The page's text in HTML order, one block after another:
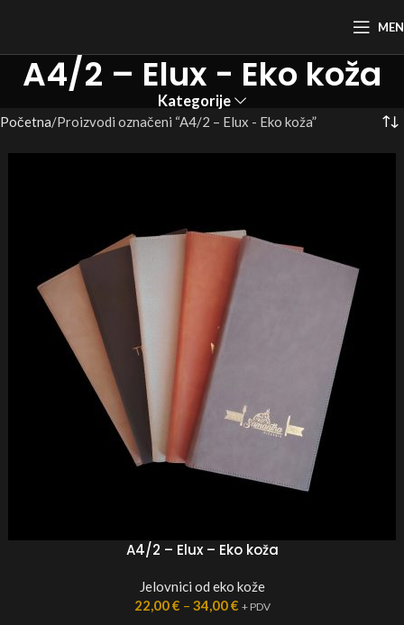
A4/2 – Elux - Eko koža
Kategorije
Početna Proizvodi označeni “A4/2 – Elux - Eko koža”
A4/2 – Elux – Eko koža
Jelovnici od eko kože
22,00€ – 34,00€ + PDV